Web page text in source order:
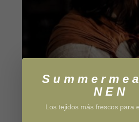
S u m m e r m e
N E N
Los tejidos más frescos para